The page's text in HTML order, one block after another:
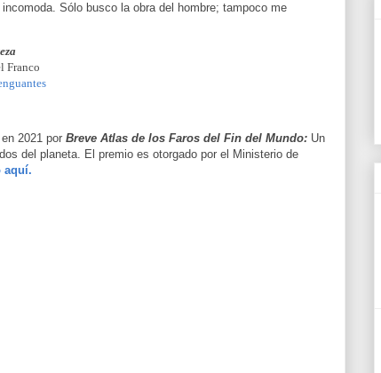
incomoda. Sólo busco la obra del hombre; tampoco me
Franco
2021 por Breve Atlas de los Faros del Fin del Mundo: Un
del planeta. El premio es otorgado por el Ministerio de
aquí.